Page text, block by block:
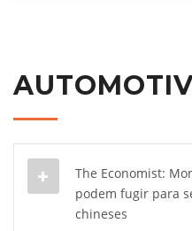
The Economist:
podem fugir para
chineses